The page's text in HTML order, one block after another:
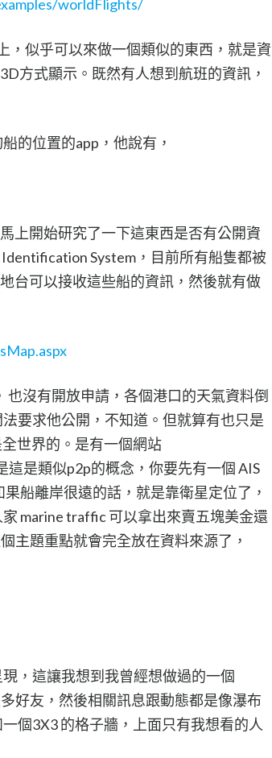
worldFlights/
，似乎可以來做一個類似的東西，就是資
方式顯示。既然有人想到航班的資訊，
的位置的app，他說有，
上開始研究了一下這東西是否有公開資
System，目前所有船隻都被
台可以接收這些船的資訊，然後就有做
也沒有開放申請，各個港口的天氣資料倒
要求他公開，不知道。但就算有也只是
世界的。是有一個網站
這是類似p2p的概念，你要先有一個 AIS
船離岸很遠的話，就是靠衛星定位了，
marine traffic 可以拿出來賣五塊美金還
主題重點就會完全放在資料來源了，
，這讓我想到我曾經想做過的一個
好友，然後相關訊息跟動態都是像瀑布
個3X3 的格子牆，上面只有我想看的人